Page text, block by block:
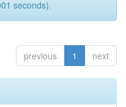
seconds).
previous 1 next